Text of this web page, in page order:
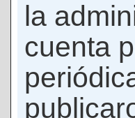
la
cuenta